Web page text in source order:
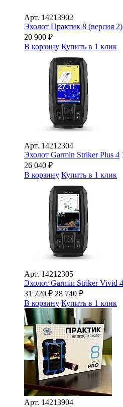
Арт. 14213902
Эхолот Практик 8 (версия 2)
20 900 ₽
В корзину Купить в 1 клик
Арт. 14212304
Эхолот Garmin Striker Plus 4
26 040 ₽
В корзину Купить в 1 клик
Арт. 14212305
Эхолот Garmin Striker Vivid
31 720 ₽ 28 740 ₽
В корзину Купить в 1 клик
Арт. 14213904